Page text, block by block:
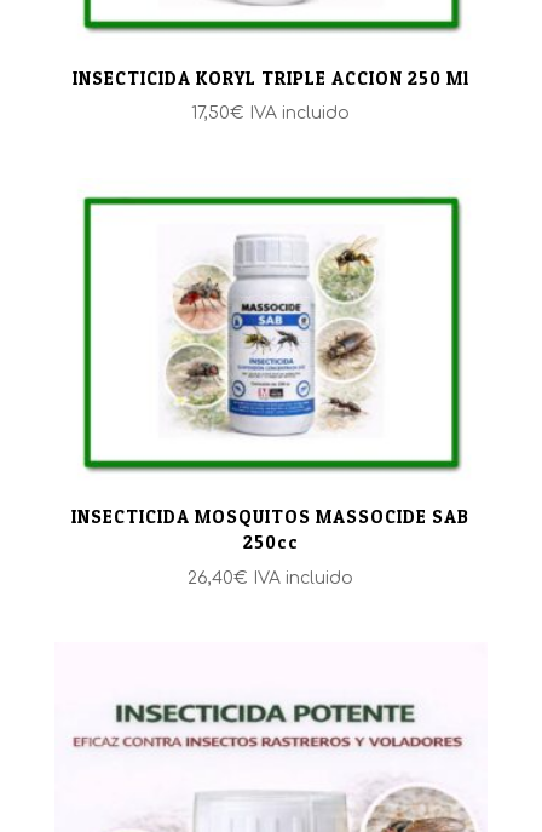
INSECTICIDA KORYL TRIPLE ACCION 250 Ml
17,50€ IVA incluido
INSECTICIDA MOSQUITOS MASSOCIDE SAB
250cc
26,40€ IVA incluido